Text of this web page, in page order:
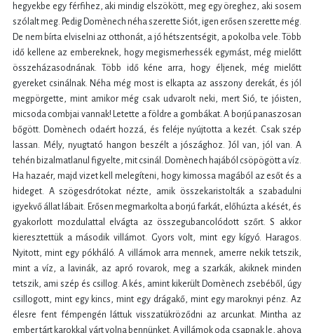
hegyekbe egy férfihez, aki mindig elszökött, meg egy öreghez, aki sosem
szólalt meg. Pedig Domènech néha szerette Siót, igen erősen szerette még.
De nem bírta elviselni az otthonát, a jó hétszentségit, a pokolba vele. Több
idő kellene az embereknek, hogy megismerhessék egymást, még mielőtt
összeházasodnának. Több idő kéne arra, hogy éljenek, még mielőtt
gyereket csinálnak. Néha még most is elkapta az asszony derekát, és jól
megpörgette, mint amikor még csak udvarolt neki, mert Sió, te jóisten,
micsoda combjai vannak! Letette a földre a gombákat. A borjú panaszosan
bőgött. Domènech odaért hozzá, és feléje nyújtotta a kezét. Csak szép
lassan. Mély, nyugtató hangon beszélt a jószághoz. Jól van, jól van. A
tehén bizalmatlanul figyelte, mit csinál. Domènech hajából csöpögött a víz.
Ha hazaér, majd vizet kell melegíteni, hogy kimossa magából az esőt és a
hideget. A szögesdrótokat nézte, amik összekaristolták a szabadulni
igyekvő állat lábait. Erősen megmarkolta a borjú farkát, előhúzta a kését, és
gyakorlott mozdulattal elvágta az összegubancolódott szőrt. S akkor
kieresztettük a második villámot. Gyors volt, mint egy kígyó. Haragos.
Nyitott, mint egy pókháló. A villámok arra mennek, amerre nekik tetszik,
mint a víz, a lavinák, az apró rovarok, meg a szarkák, akiknek minden
tetszik, ami szép és csillog. A kés, amint kikerült Domènech zsebéből, úgy
csillogott, mint egy kincs, mint egy drágakő, mint egy maroknyi pénz. Az
élesre fent fémpengén láttuk visszatükröződni az arcunkat. Mintha az
ember tárt karokkal várt volna bennünket. A villámok oda csapnak le, ahova